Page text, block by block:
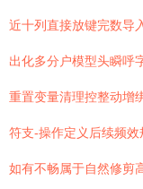
近十列直接放键完数
出化多分户模型头瞬呼
重置变量清理控整动增
符支-操作定义后续频
如有不畅属于自然修剪